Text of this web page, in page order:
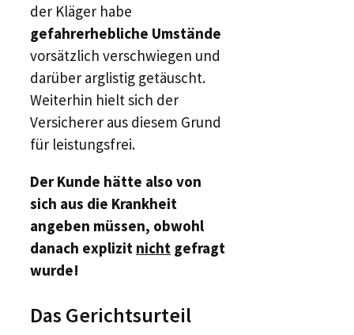
der Kläger habe
gefahrerhebliche Umstände
vorsätzlich verschwiegen und
darüber arglistig getäuscht.
Weiterhin hielt sich der
Versicherer aus diesem Grund
für leistungsfrei.
Der Kunde hätte also von
sich aus die Krankheit
angeben müssen, obwohl
danach explizit nicht gefragt
wurde!
Das Gerichtsurteil